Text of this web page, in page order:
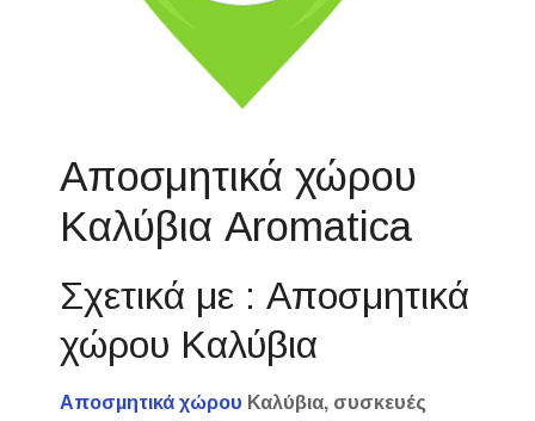
Αποσμητικά χώρου
Καλύβια Aromatica
Σχετικά με : Αποσμητικά
χώρου Καλύβια
Αποσμητικά χώρου Καλύβια, συσκευές